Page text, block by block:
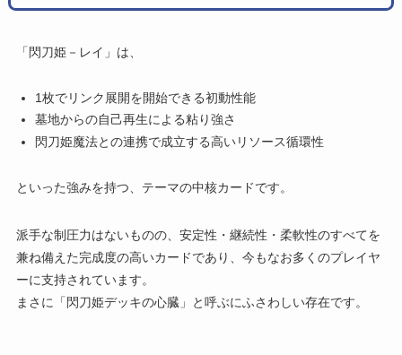
「閃刀姫－レイ」は、
1枚でリンク展開を開始できる初動性能
墓地からの自己再生による粘り強さ
閃刀姫魔法との連携で成立する高いリソース循環性
といった強みを持つ、テーマの中核カードです。
派手な制圧力はないものの、安定性・継続性・柔軟性のすべてを
兼ね備えた完成度の高いカードであり、今もなお多くのプレイヤ
ーに支持されています。
まさに「閃刀姫デッキの心臓」と呼ぶにふさわしい存在です。